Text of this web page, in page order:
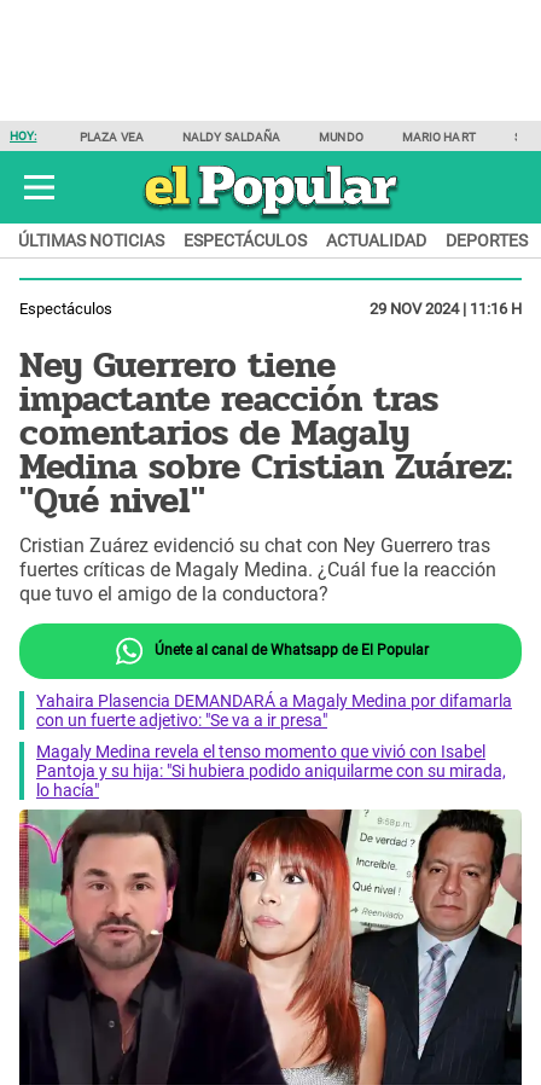
HOY: PLAZA VEA NALDY SALDAÑA MUNDO MARIO HART
ÚLTIMAS NOTICIAS ESPECTÁCULOS ACTUALIDAD DEPORTES
Espectáculos 29 NOV 2024 | 11:16 H
Ney Guerrero tiene
impactante reacción tras
comentarios de Magaly
Medina sobre Cristian Zuárez:
"Qué nivel"
Cristian Zuárez evidenció su chat con Ney Guerrero tras
fuertes críticas de Magaly Medina. ¿Cuál fue la reacción
que tuvo el amigo de la conductora?
Únete al canal de Whatsapp de El Popular
Yahaira Plasencia DEMANDARÁ a Magaly Medina por difamarla
con un fuerte adjetivo: "Se va a ir presa"
Magaly Medina revela el tenso momento que vivió con Isabel
Pantoja y su hija: "Si hubiera podido aniquilarme con su mirada,
lo hacía"